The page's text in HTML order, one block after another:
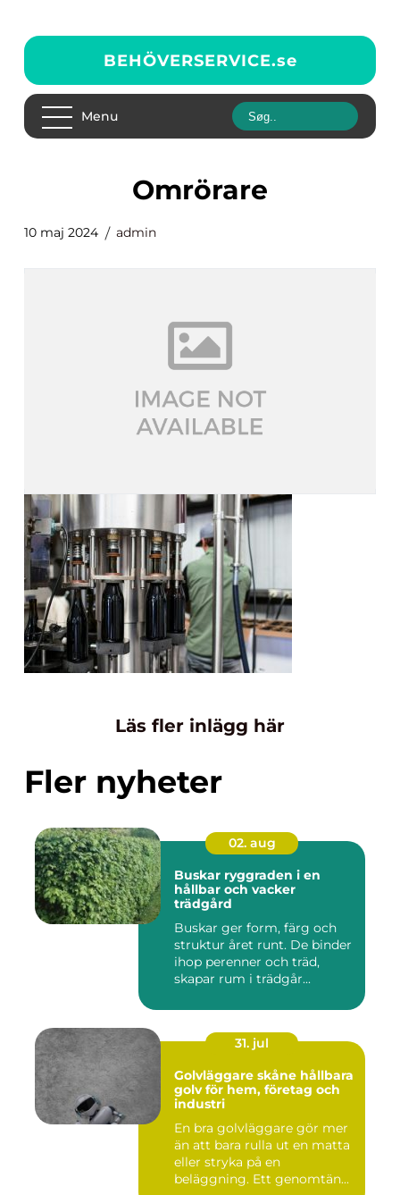
BEHÖVERSERVICE.se
Menu
omrörare
10 maj 2024 admin
Läs fler inlägg här
Fler nyheter
02. aug
Buskar ryggraden i en
hållbar och vacker
trädgård
Buskar ger form, färg och
struktur året runt. De binder
ihop perenner och träd,
skapar rum i trädgår...
31. jul
Golvläggare skåne hållbara
golv för hem, företag och
industri
En bra golvläggare gör mer
än att bara rulla ut en matta
eller stryka på en
beläggning. Ett genomtän...